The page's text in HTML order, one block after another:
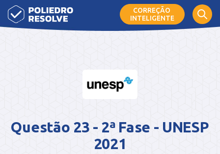
CORREÇÃO
INTELIGENTE
Questão 23 - 2ª Fase - UNESP
2021